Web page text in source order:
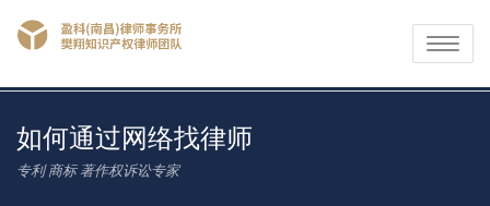
Toggle
如何通过网络找律师
专利 商标 著作权诉讼专家